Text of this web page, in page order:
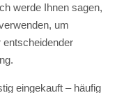
werde Ihnen sagen,
um
entscheidender
eingekauft – häufig